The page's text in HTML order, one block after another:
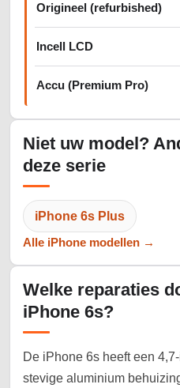
Origineel (refurbished)
Incell LCD
Accu (Premium Pro)
Niet uw model?
deze serie
iPhone 6s Plus
Alle iPhone modellen →
Welke reparaties
iPhone 6s?
De iPhone 6s heeft een
stevige aluminium